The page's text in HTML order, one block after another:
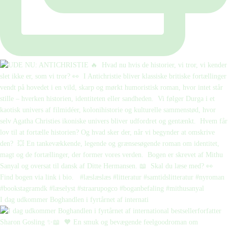
I dag udkommer Boghandlen i fyrtårnet af internati